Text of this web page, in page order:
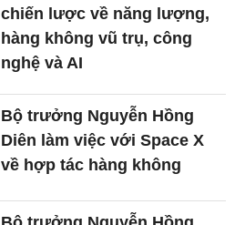
chiến lược về năng lượng,
hàng không vũ trụ, công
nghệ và AI
Bộ trưởng Nguyễn Hồng
Diên làm việc với Space X
về hợp tác hàng không